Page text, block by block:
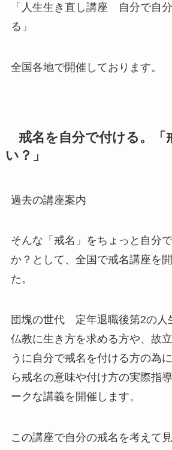
「人生生き直し講座 自分で自
る」
全国各地で開催しております。
戒名を自分で付ける。
い？」
過去の講座案内
そんな「戒名」をちょっと自分
か？として、全国で戒名講座を
た。
団塊の世代 定年退職後第2の人
仏教に生き方を求める方や、故
うに自分で戒名を付ける方の為
ら戒名の意味や付け方の実際指
ークな講義を開催します。
この講座で自分の戒名を考えて